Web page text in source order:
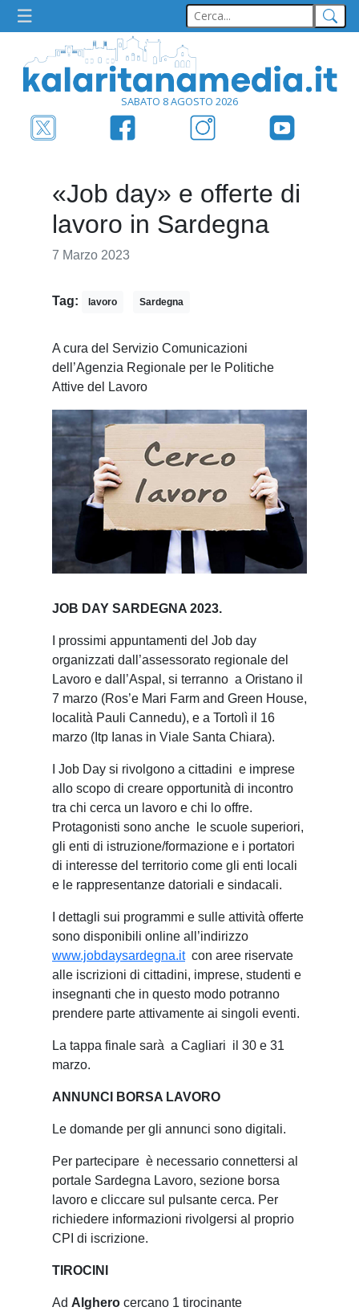
SABATO 8 AGOSTO 2026
«Job day» e offerte di
lavoro in Sardegna
7 Marzo 2023
Tag: lavoro Sardegna
A cura del Servizio Comunicazioni
dell’Agenzia Regionale per le Politiche
Attive del Lavoro
JOB DAY SARDEGNA 2023.
I prossimi appuntamenti del Job day
organizzati dall’assessorato regionale del
Lavoro e dall’Aspal, si terranno a Oristano il
7 marzo (Ros’e Mari Farm and Green House,
località Pauli Cannedu), e a Tortolì il 16
marzo (Itp Ianas in Viale Santa Chiara).
I Job Day si rivolgono a cittadini e imprese
allo scopo di creare opportunità di incontro
tra chi cerca un lavoro e chi lo offre.
Protagonisti sono anche le scuole superiori,
gli enti di istruzione/formazione e i portatori
di interesse del territorio come gli enti locali
e le rappresentanze datoriali e sindacali.
I dettagli sui programmi e sulle attività offerte
sono disponibili online all’indirizzo
www.jobdaysardegna.itcon aree riservate
alle iscrizioni di cittadini, imprese, studenti e
insegnanti che in questo modo potranno
prendere parte attivamente ai singoli eventi.
La tappa finale sarà a Cagliari il 30 e 31
marzo.
ANNUNCI BORSA LAVORO
Le domande per gli annunci sono digitali.
Per partecipare è necessario connettersi al
portale Sardegna Lavoro, sezione borsa
lavoro e cliccare sul pulsante cerca. Per
richiedere informazioni rivolgersi al proprio
CPI di iscrizione.
TIROCINI
Ad Alghero cercano 1 tirocinante